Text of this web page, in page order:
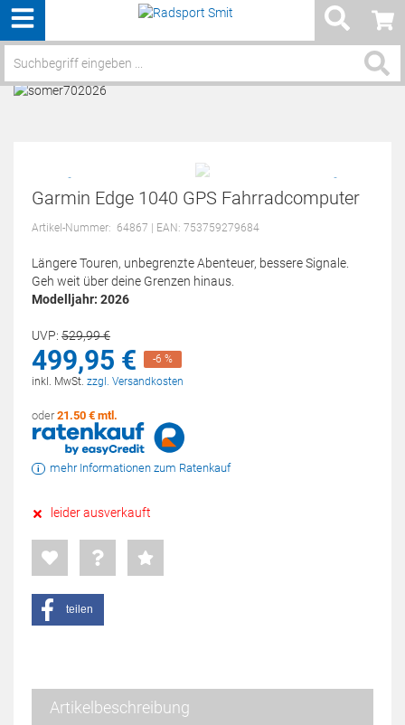
Menü
Service / Hilfe
Garmin Edge 1040 GPS Fahrradcomputer
Artikel-Nummer: 64867 | EAN: 753759279684
Längere Touren, unbegrenzte Abenteuer, bessere Signale.
Geh weit über deine Grenzen hinaus.
Modelljahr: 2026
UVP: 529,99€
499,95 €
-6 %
inkl. MwSt. zzgl. Versandkosten
oder21.50 € mtl.
mehr Informationen zum Ratenkauf
leider ausverkauft
teilen
Artikelbeschreibung